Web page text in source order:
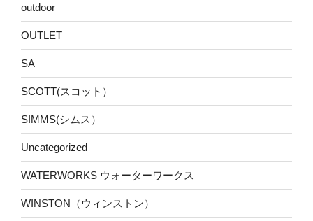
outdoor
OUTLET
SA
SCOTT(スコット）
SIMMS(シムス）
Uncategorized
WATERWORKS ウォーターワークス
WINSTON（ウィンストン）